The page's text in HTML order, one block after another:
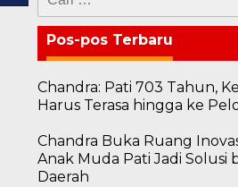
untuk:
Pos-pos Terbaru
Chandra: Pati 703 Tahun,
Harus Terasa hingga ke
Chandra Buka Ruang
Anak Muda Pati Jadi Solusi
Daerah